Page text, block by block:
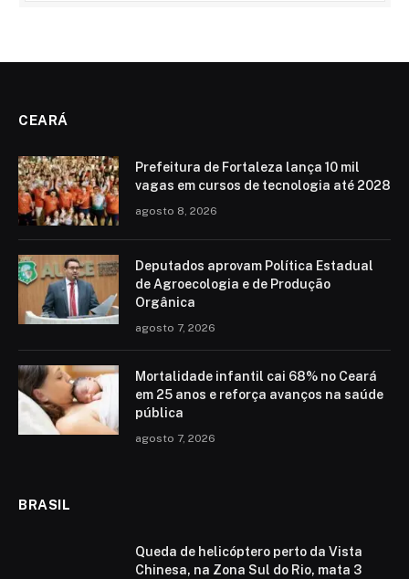
CEARÁ
Prefeitura de Fortaleza lança 10 mil
vagas em cursos de tecnologia até 2028
agosto 8, 2026
Deputados aprovam Política Estadual
de Agroecologia e de Produção
Orgânica
agosto 7, 2026
Mortalidade infantil cai 68% no Ceará
em 25 anos e reforça avanços na saúde
pública
agosto 7, 2026
BRASIL
Queda de helicóptero perto da Vista
Chinesa, na Zona Sul do Rio, mata 3